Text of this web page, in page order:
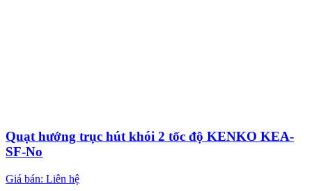
Quạt hướng trục hút khói 2 tốc độ KENKO KEA-
SF-No
Giá bán: Liên hệ